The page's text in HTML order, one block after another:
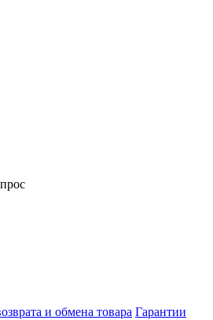
и обмена товара Гарантии